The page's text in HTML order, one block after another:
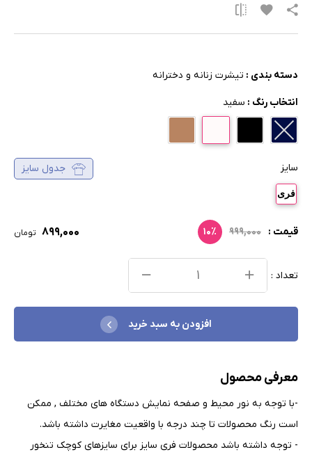
دسته بندی : تیشرت زنانه و دخترانه
انتخاب رنگ : سفید
سایز جدول سایز
فری
قیمت : ۹۹۹,۰۰۰ ۱۰٪ ۸۹۹,۰۰۰ تومان
تعداد :
افزودن به سبد خرید
معرفی محصول
-با توجه به نور محیط و صفحه نمایش دستگاه های مختلف , ممکن
است رنگ محصولات تا چند درجه با واقعیت مغایرت داشته باشد.
- توجه داشته باشد محصولات فری سایز برای سایزهای کوچک تنخور